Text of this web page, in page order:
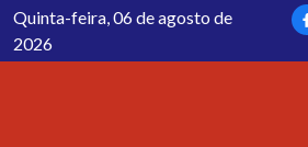
Quinta-feira, 06 de agosto de
2026